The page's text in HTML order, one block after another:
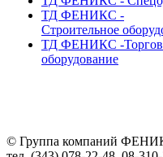
ТД ФЕНИКС -
Строительное
ТД ФЕНИКС -
оборудование
© Группа компаний